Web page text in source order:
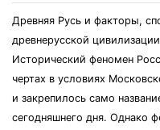
Древняя Русь и факторы,
древнерусской цивилизации
Исторический феномен
чертах в условиях
и закрепилось само
сегодняшнего дня. Однако